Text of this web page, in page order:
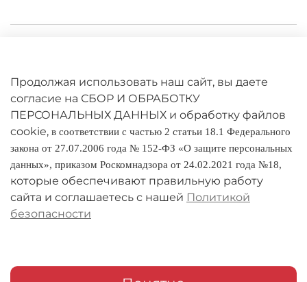
Политика конфиденциальности
Оплата и доставка
Условия обмена и возврата
Реквизиты
О компании
Мои заказы
Продолжая использовать наш сайт, вы даете
согласие на СБОР И ОБРАБОТКУ
ПЕРСОНАЛЬНЫХ ДАННЫХ и обработку файлов
cookie, в соответствии с частью 2 статьи 18.1 Федерального
закона от 27.07.2006 года № 152-ФЗ «О защите персональных
данных», приказом Роскомнадзора от 24.02.2021 года №18,
которые обеспечивают правильную работу
сайта и соглашаетесь с нашей Политикой
безопасности